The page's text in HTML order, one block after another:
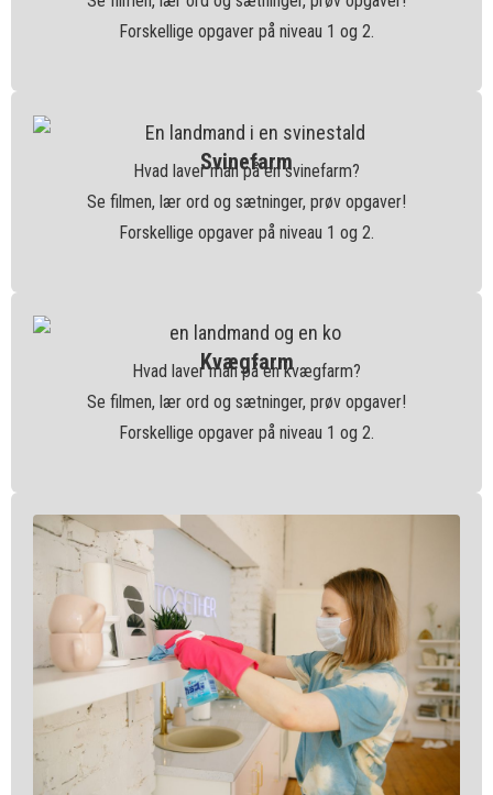
Forskellige opgaver på niveau 1 og 2.
Svinefarm
Hvad laver man på en svinefarm?
Se filmen, lær ord og sætninger, prøv opgaver!
Forskellige opgaver på niveau 1 og 2.
Kvægfarm
Hvad laver man på en kvægfarm?
Se filmen, lær ord og sætninger, prøv opgaver!
Forskellige opgaver på niveau 1 og 2.